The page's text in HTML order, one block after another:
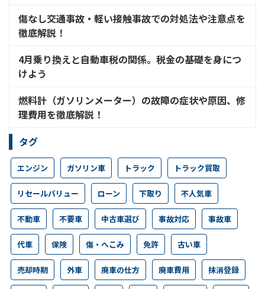
傷なし交通事故・軽い接触事故での対処法や注意点を
徹底解説！
4月乗り換えと自動車税の関係。税金の基礎を身につ
けよう
燃料計（ガソリンメーター）の故障の症状や原因、修
理費用を徹底解説！
タグ
エンジン ガソリン車 トラック トラック買取
リセールバリュー ローン 下取り 不人気車
不動車 不要車 中古車選び 事故対応 事故車
代車 保険 傷・へこみ 免許 古い車
売却時期 外車 廃車の仕方 廃車費用 抹消登録